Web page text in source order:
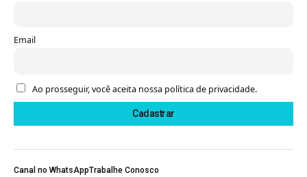
Email
Ao prosseguir, você aceita nossa política de privacidade.
Canal no WhatsAppTrabalhe Conosco